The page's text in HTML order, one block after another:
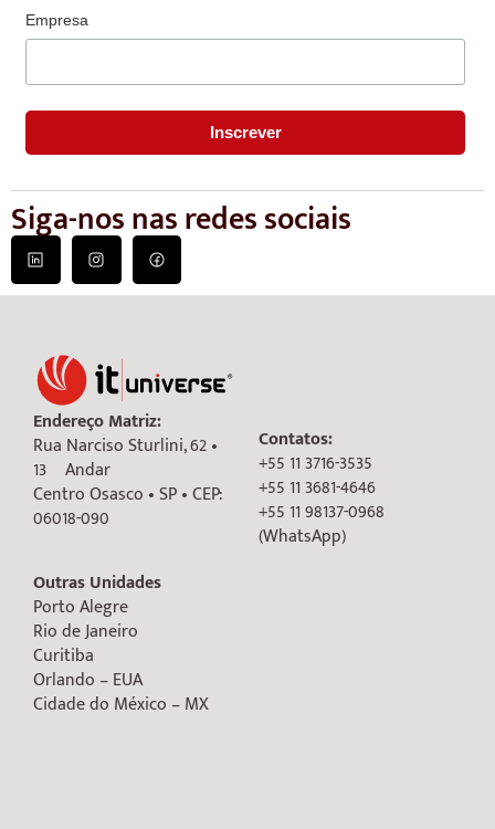
Empresa
Siga-nos nas redes sociais
Endereço Matriz:
Rua Narciso Sturlini, 62 •
13º Andar
Centro Osasco • SP • CEP:
06018-090
Outras Unidades
Porto Alegre
Rio de Janeiro
Curitiba
Orlando – EUA
Cidade do México – MX
Contatos:
+55 11 3716-3535
+55 11 3681-4646
+55 11 98137-0968
(WhatsApp)